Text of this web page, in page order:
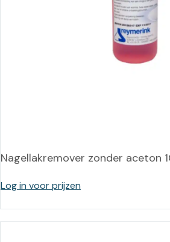
Nagellakremover zonder aceton
Log in voor prijzen